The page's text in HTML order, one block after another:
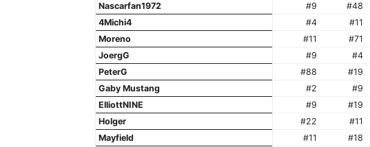
Nascarfan1972
#9 #48
4Michi4
#4 #11
Moreno
#11 #71
JoergG
#9 #4
PeterG
#88 #19
Gaby Mustang
#2 #9
ElliottNINE
#9 #19
Holger
#22 #11
Mayfield
#11 #18